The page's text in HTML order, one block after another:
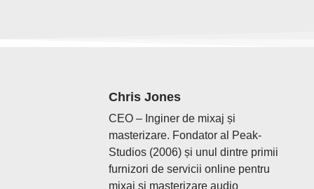
Chris Jones
CEO – Inginer de mixaj și
masterizare. Fondator al Peak-
Studios (2006) și unul dintre primii
furnizori de servicii online pentru
mixaj și masterizare audio